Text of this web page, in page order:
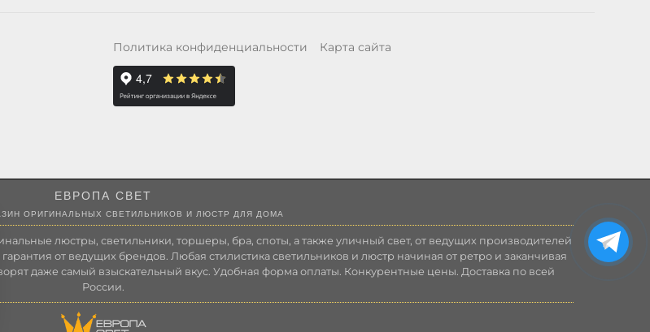
Политика конфиденциальности Карта сайта
ЕВРОПА СВЕТ
ОРИГИНАЛЬНЫХ СВЕТИЛЬНИКОВ И ЛЮСТР ДЛЯ ДОМА
люстры, светильники, торшеры, бра, споты, а также уличный свет, от ведущих производителей
от ведущих брендов. Любая стилистика светильников и люстр начиная от ретро и заканчивая
даже самый взыскательный вкус. Удобная форма оплаты. Конкурентные цены. Доставка по всей
России.